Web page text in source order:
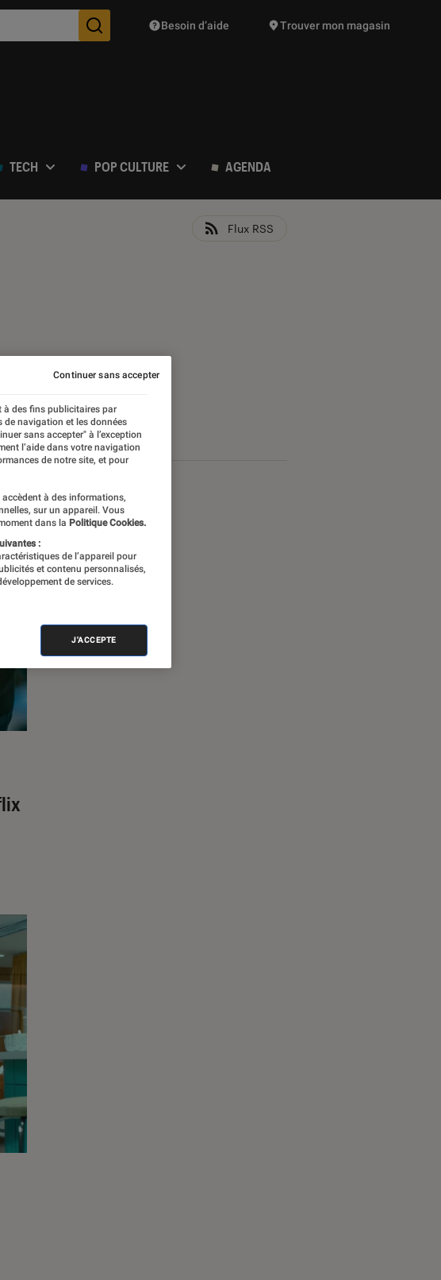
Des suggestions de produits vont vous être proposées
Besoin d’aide Trouver mon magasin
TECH POP CULTURE AGENDA
Flux RSS
à des fins publicitaires par
de navigation et les données
sans accepter" à l’exception
l’aide dans votre navigation
de notre site, et pour
à des informations,
sur un appareil. Vous
dans la Politique Cookies.
:
de l’appareil pour
et contenu personnalisés,
de services.
J'ACCEPTE
Continuer sans accepter